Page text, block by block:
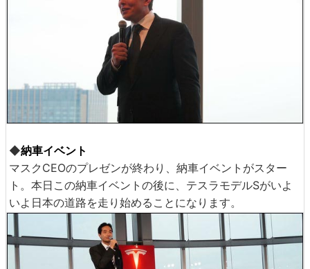
◆納車イベント
マスクCEOのプレゼンが終わり、納車イベントがスター
ト。本日この納車イベントの後に、テスラモデルSがいよ
いよ日本の道路を走り始めることになります。